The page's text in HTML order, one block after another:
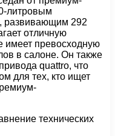
литровым
развивающим 292
отличную
имеет превосходную
в салоне. Он также
quattro, что
для тех, кто ищет
технических